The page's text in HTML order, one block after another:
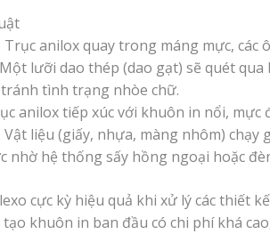
Trục anilox quay trong máng mực, các
Một lưỡi dao thép (dao gạt) sẽ quét
tình trạng nhòe chữ.
anilox tiếp xúc với khuôn in nổi, mực
Vật liệu (giấy, nhựa, màng nhôm)
nhờ hệ thống sấy hồng ngoại hoặc
cực kỳ hiệu quả khi xử lý các thiết
tạo khuôn in ban đầu có chi phí khá